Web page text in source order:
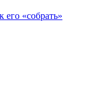
его «собрать»